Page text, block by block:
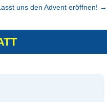
uns den Advent eröffnen! →